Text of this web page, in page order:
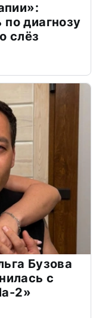
диагнозу
слёз
Бузова
с
2»